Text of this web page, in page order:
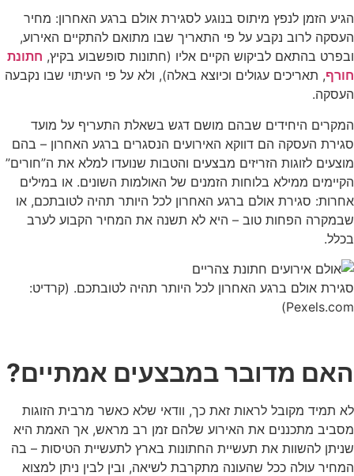
הגיע הזמן לנפץ מיתוס בנוגע לסגירת אולם ברגע האחרון: מחיר
העסקה לרוב נקבע על פי התאריך שבו מתואם להתקיים האירוע,
ובפרט בהתאם לביקוש הקיים אליו (חתונות סופשבוע בקיץ, חתונת
חורף, תאריכים עגולים וכיוצא באלה), ולא על פי העיתוי שבו נקבעה
העסקה.
המקרים היחידים שבהם מושם דגש בשאלת התעריף על מועד
סגירת העסקה הם דווקא האירועים הנסגרים ברגע האחרון – בהם
מוצעים לזוגות הזריזים מבצעים והטבות שנועדו למלא את ה”חורים”
הקיימים ממילא בלוחות הזמנים של האולמות השונים. או במילים
אחרות: סגירת אולם ברגע האחרון לכל היותר תהיה לטובתכם, או
שבמקרה הפחות טוב – היא לא תשנה את המחיר הקבוע לערב
בכלל.
סגירת אולם ברגע האחרון לכל היותר תהיה לטובתכם. (קרדיט:
Pexels.com)
האם מדובר במבצעים אמתיים?
לא תמיד מקובל לראות זאת כך, וודאי שלא כאשר מרבית הזוגות
מסביב מתכננים את האירוע שלהם זמן רב מראש, אך האמת היא
שניתן להשוות את תעשיית החתונות בארץ לתעשיית הטיסות – בה
המחיר עולה ככל שהעונה מתקרבת לשיאה, ובין לבין ניתן למצוא